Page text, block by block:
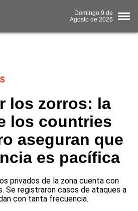
Domingo 9 de
Agosto de 2026
los zorros: la
los countries
aseguran que
es pacífica
privados de la zona cuenta con
Se registraron casos de ataques a
con tanta frecuencia.